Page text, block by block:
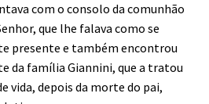
com o consolo da comunhão
que lhe falava como se
presente e também encontrou
da família Giannini, que a tratou
vida, depois da morte do pai,